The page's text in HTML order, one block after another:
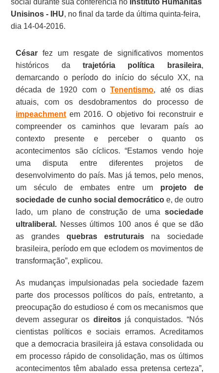
Unisinos - IHU, no final da tarde da última quinta-feira,
dia 14-04-2016.
César fez um resgate de significativos momentos
históricos da trajetória política brasileira,
demarcando o período do início do século XX, na
década de 1920 com oTenentismo, até os dias
atuais, com os desdobramentos do processo de
impeachment em 2016. O objetivo foi reconstruir e
compreender os caminhos que levaram país ao
contexto presente e perceber o quanto os
acontecimentos são cíclicos. “Estamos vendo hoje
uma disputa entre diferentes projetos de
desenvolvimento do país. Mas já temos, pelo menos,
um século de embates entre um projeto de
sociedade de cunho social democrático e, de outro
lado, um plano de construção de uma sociedade
ultraliberal. Nesses últimos 100 anos é que se dão
as grandes quebras estruturais na sociedade
brasileira, período em que eclodem os movimentos de
transformação”, explicou.
As mudanças impulsionadas pela sociedade fazem
parte dos processos políticos do país, entretanto, a
preocupação do estudioso é com os mecanismos que
devem assegurar os direitosjá conquistados. “Nós
cientistas políticos e sociais erramos. Acreditamos
que a democracia brasileira já estava consolidada ou
em processo rápido de consolidação, mas os últimos
acontecimentos têm abalado essa pretensa certeza”,